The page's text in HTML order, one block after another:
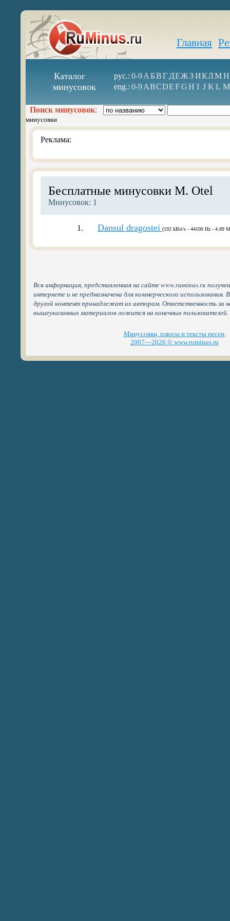
Главная
Каталог
минусовок
рус.: 0-9А БВГ ДЕЖ З ИКЛМН
eng.: 0-9ABCDEFGH I J K L M
Поиск минусовок:
минусовки
Реклама:
Бесплатные минусовки M. Otel
Минусовок: 1
1. Dansul dragostei (192 kBit/s - 44100 Hz - 4.89
Вся информация, представленная на сайте www.ruminus.ru
интернете и не предназначена для коммерческого
другой контент принадлежат их авторам. Ответственность за
вышеуказанных материалов ложится на конечных пользователей.
Минусовки, плюсы и тексты песен,
2007—2026 © www.ruminus.ru